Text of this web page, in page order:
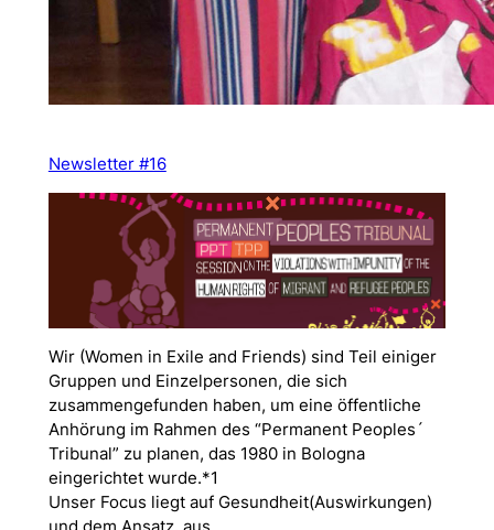
Newsletter #16
Wir (Women in Exile and Friends) sind Teil einiger
Gruppen und Einzelpersonen, die sich
zusammengefunden haben, um eine öffentliche
Anhörung im Rahmen des “Permanent Peoples´
Tribunal” zu planen, das 1980 in Bologna
eingerichtet wurde.*1
Unser Focus liegt auf Gesundheit(Auswirkungen)